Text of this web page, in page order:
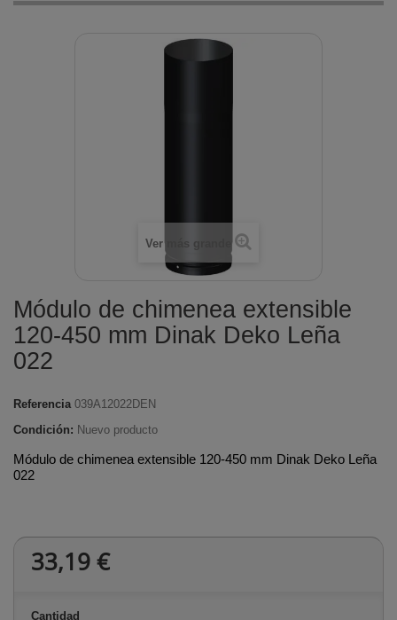
Ver más grande
Módulo de chimenea extensible
120-450 mm Dinak Deko Leña
022
Referencia 039A12022DEN
Condición: Nuevo producto
Módulo de chimenea extensible 120-450 mm Dinak Deko Leña
022
33,19 €
Cantidad